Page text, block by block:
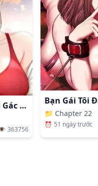
Vua Chịch Tầng Gác Mái
363756
📁 Chapter 22
⏰ 51 ngày trước